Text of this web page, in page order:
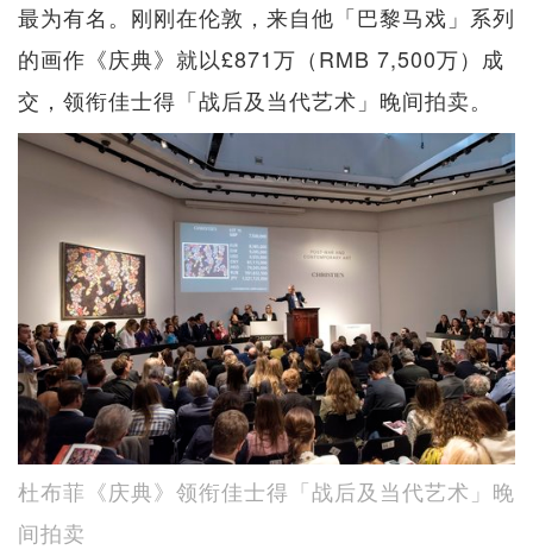
最为有名。刚刚在伦敦，来自他「巴黎马戏」系列
的画作《庆典》就以£871万（RMB 7,500万）成
交，领衔佳士得「战后及当代艺术」晚间拍卖。
杜布菲《庆典》领衔佳士得「战后及当代艺术」晚
间拍卖